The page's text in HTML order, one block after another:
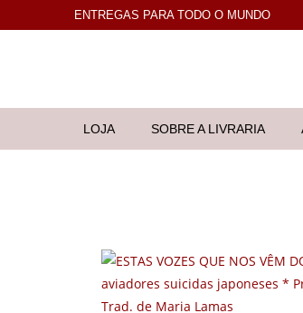
ENTREGAS PARA TODO O MUNDO
LOJA SOBRE A LIVRARIA